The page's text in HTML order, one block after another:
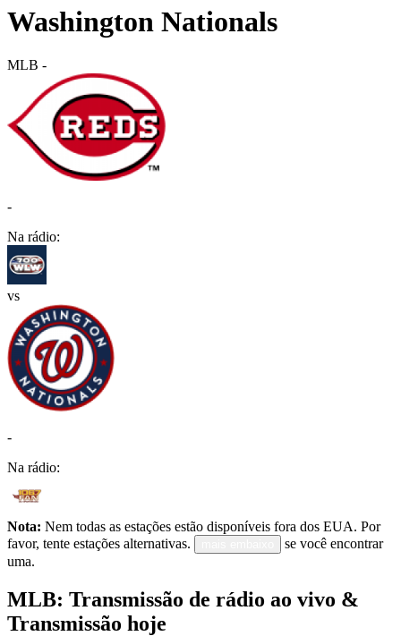
Washington Nationals
MLB -
-
Na rádio:
vs
-
Na rádio:
Nota: Nem todas as estações estão disponíveis fora dos EUA. Por
favor, tente estações alternativas.
se você encontrar
uma.
MLB: Transmissão de rádio ao vivo &
Transmissão hoje